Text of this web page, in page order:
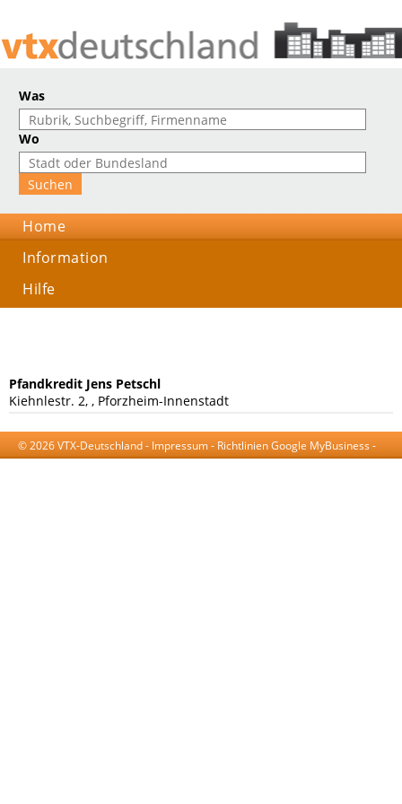
Was
Wo
Home
Information
Hilfe
Pfandkredit Jens Petschl
Kiehnlestr. 2, , Pforzheim-Innenstadt
© 2026 VTX-Deutschland - Impressum- Richtlinien Google MyBusiness -
AGB-Datenschutzerklärung